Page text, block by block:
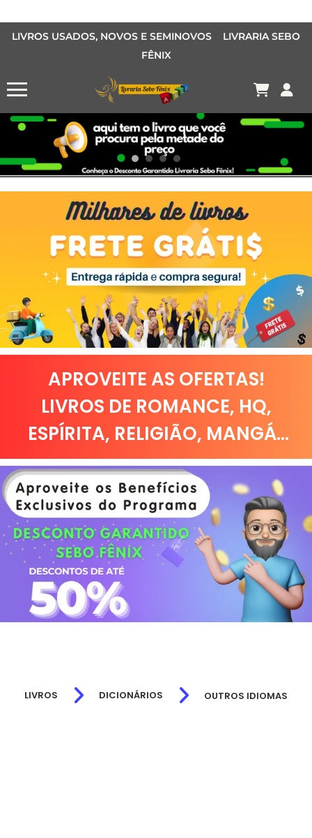
LIVROS USADOS, NOVOS E SEMINOVOS LIVRARIA SEBO
FÊNIX
Conheça o Desconto Garantido de livros Sebo Fênix!
OFERTA HISTORIAS EM QUADRINHOS
OFERTA MANGÁS
MANGÁS BARATOS
APROVEITE AS OFERTAS!
LIVROS DE ROMANCE, HQ,
ESPÍRITA, RELIGIÃO, MANGÁ...
LIVROS DICIONÁRIOS OUTROS IDIOMAS